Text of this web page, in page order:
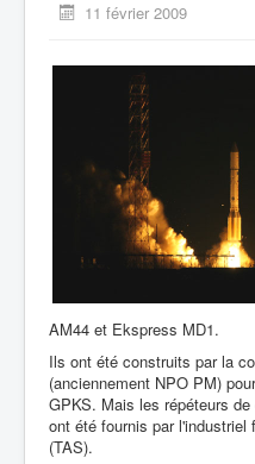
11 février 2009
AM44 et Ekspress MD1.
Ils ont été construits par la
(anciennement NPO PM)
GPKS. Mais les répéteurs
ont été fournis par
(TAS).